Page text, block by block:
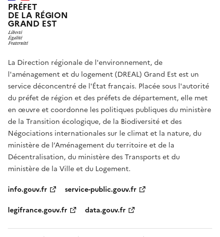
PRÉFET
DE LA RÉGION
GRAND EST
La Direction régionale de l'environnement, de
l'aménagement et du logement (DREAL) Grand Est est un
service déconcentré de l'État français. Placée sous l'autorité
du préfet de région et des préfets de département, elle met
en œuvre et coordonne les politiques publiques du ministère
de la Transition écologique, de la Biodiversité et des
Négociations internationales sur le climat et la nature, du
ministère de l’Aménagement du territoire et de la
Décentralisation, du ministère des Transports et du
ministère de la Ville et du Logement.
info.gouv.fr
service-public.gouv.fr
legifrance.gouv.fr
data.gouv.fr